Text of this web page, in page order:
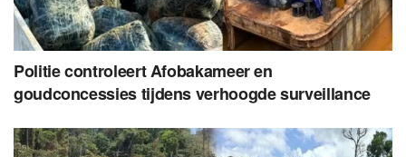
Politie controleert Afobakameer en
goudconcessies tijdens verhoogde surveillance